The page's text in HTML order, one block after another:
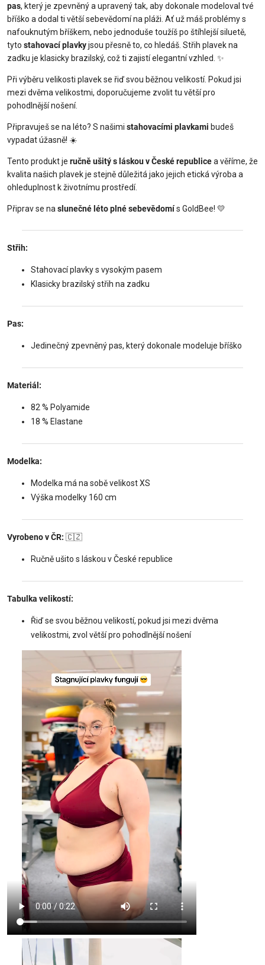
pas, který je zpevněný a upravený tak, aby dokonale modeloval tvé
bříško a dodal ti větší sebevědomí na pláži. Ať už máš problémy s
nafouknutým bříškem, nebo jednoduše toužíš po štíhlejší siluetě,
tyto stahovací plavkyjsou přesně to, co hledáš. Střih plavek na
zadku je klasicky brazilský, což ti zajistí elegantní vzhled. ✨
Při výběru velikosti plavek se řiď svou běžnou velikostí. Pokud jsi
mezi dvěma velikostmi, doporučujeme zvolit tu větší pro
pohodlnější nošení.
Připravuješ se na léto? S našimi stahovacími plavkami budeš
vypadat úžasně! ☀️
Tento produkt je ručně ušitý s láskou v České republicea věříme, že
kvalita našich plavek je stejně důležitá jako jejich etická výroba a
ohleduplnost k životnímu prostředí.
Připrav se na slunečné léto plné sebevědomís GoldBee! 💛
Střih:
Stahovací plavky s vysokým pasem
Klasicky brazilský střih na zadku
Pas:
Jedinečný zpevněný pas, který dokonale modeluje bříško
Materiál:
82 % Polyamide
18 % Elastane
Modelka:
Modelka má na sobě velikost XS
Výška modelky 160 cm
Vyrobeno v ČR: 🇨🇿
Ručně ušito s láskou v České republice
Tabulka velikostí:
Řiď se svou běžnou velikostí, pokud jsi mezi dvěma
velikostmi, zvol větší pro pohodlnější nošení